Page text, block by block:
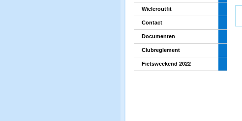
Wieleroutfit
Contact
Documenten
Clubreglement
Fietsweekend 2022